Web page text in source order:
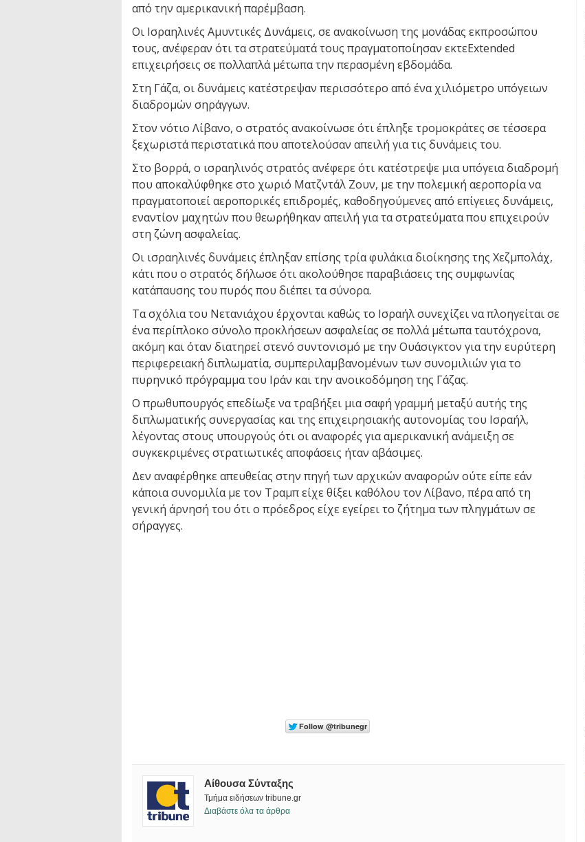
από την αμερικανική παρέμβαση.
Οι Ισραηλινές Αμυντικές Δυνάμεις, σε ανακοίνωση της μονάδας εκπροσώπου
τους, ανέφεραν ότι τα στρατεύματά τους πραγματοποίησαν εκτεExtended
επιχειρήσεις σε πολλαπλά μέτωπα την περασμένη εβδομάδα.
Στη Γάζα, οι δυνάμεις κατέστρεψαν περισσότερο από ένα χιλιόμετρο υπόγειων
διαδρομών σηράγγων.
Στον νότιο Λίβανο, ο στρατός ανακοίνωσε ότι έπληξε τρομοκράτες σε τέσσερα
ξεχωριστά περιστατικά που αποτελούσαν απειλή για τις δυνάμεις του.
Στο βορρά, ο ισραηλινός στρατός ανέφερε ότι κατέστρεψε μια υπόγεια διαδρομή
που αποκαλύφθηκε στο χωριό Ματζντάλ Ζουν, με την πολεμική αεροπορία να
πραγματοποιεί αεροπορικές επιδρομές, καθοδηγούμενες από επίγειες δυνάμεις,
εναντίον μαχητών που θεωρήθηκαν απειλή για τα στρατεύματα που επιχειρούν
στη ζώνη ασφαλείας.
Οι ισραηλινές δυνάμεις έπληξαν επίσης τρία φυλάκια διοίκησης της Χεζμπολάχ,
κάτι που ο στρατός δήλωσε ότι ακολούθησε παραβιάσεις της συμφωνίας
κατάπαυσης του πυρός που διέπει τα σύνορα.
Τα σχόλια του Νετανιάχου έρχονται καθώς το Ισραήλ συνεχίζει να πλοηγείται σε
ένα περίπλοκο σύνολο προκλήσεων ασφαλείας σε πολλά μέτωπα ταυτόχρονα,
ακόμη και όταν διατηρεί στενό συντονισμό με την Ουάσιγκτον για την ευρύτερη
περιφερειακή διπλωματία, συμπεριλαμβανομένων των συνομιλιών για το
πυρηνικό πρόγραμμα του Ιράν και την ανοικοδόμηση της Γάζας.
Ο πρωθυπουργός επεδίωξε να τραβήξει μια σαφή γραμμή μεταξύ αυτής της
διπλωματικής συνεργασίας και της επιχειρησιακής αυτονομίας του Ισραήλ,
λέγοντας στους υπουργούς ότι οι αναφορές για αμερικανική ανάμειξη σε
συγκεκριμένες στρατιωτικές αποφάσεις ήταν αβάσιμες.
Δεν αναφέρθηκε απευθείας στην πηγή των αρχικών αναφορών ούτε είπε εάν
κάποια συνομιλία με τον Τραμπ είχε θίξει καθόλου τον Λίβανο, πέρα από τη
γενική άρνησή του ότι ο πρόεδρος είχε εγείρει το ζήτημα των πληγμάτων σε
σήραγγες.
Αίθουσα Σύνταξης
Τμήμα ειδήσεων tribune.gr
Διαβάστε όλα τα άρθρα